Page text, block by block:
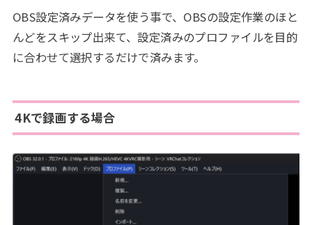
OBS設定済みデータを使う事で、OBSの設定作業のほと
んどをスキップ出来て、設定済みのプロファイルを目的
に合わせて選択するだけで済みます。
4Kで録画する場合